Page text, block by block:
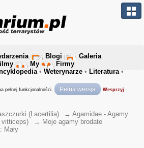
Blogi
Galeria
My
Firmy
• Weterynarze • Literatura•
pełnej funkcjonalności. Pełna wersja Wesprzyj
(Lacertilia) → Agamidae - Agamy
vitticeps) → Moje agamy brodate
Mały